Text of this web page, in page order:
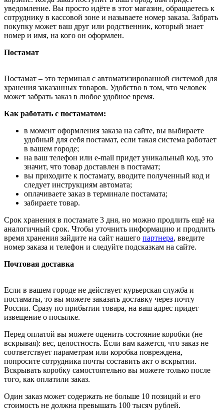
уведомление. Вы просто идёте в этот магазин, обращаетесь к
сотруднику в кассовой зоне и называете номер заказа. Забрать
покупку может ваш друг или родственник, который знает
номер и имя, на кого он оформлен.
Постамат
Постамат – это терминал с автоматизированной системой для
хранения заказанных товаров. Удобство в том, что человек
может забрать заказ в любое удобное время.
Как работать с постаматом:
в момент оформления заказа на сайте, вы выбираете
удобный для себя постамат, если такая система работает
в вашем городе;
на ваш телефон или e-mail придет уникальный код, это
значит, что товар доставлен в постамат;
вы приходите к постамату, вводите полученный код и
следует инструкциям автомата;
оплачиваете заказ в терминале постамата;
забираете товар.
Срок хранения в постамате 3 дня, но можно продлить ещё на
аналогичный срок. Чтобы уточнить информацию и продлить
время хранения зайдите на сайт нашего партнера, введите
номер заказа и телефон и следуйте подсказкам на сайте.
Почтовая доставка
Если в вашем городе не действует курьерская служба и
постаматы, то вы можете заказать доставку через почту
России. Сразу по прибытии товара, на ваш адрес придет
извещение о посылке.
Перед оплатой вы можете оценить состояние коробки (не
вскрывая): вес, целостность. Если вам кажется, что заказ не
соответствует параметрам или коробка повреждена,
попросите сотрудника почты составить акт о вскрытии.
Вскрывать коробку самостоятельно вы можете только после
того, как оплатили заказ.
Один заказ может содержать не больше 10 позиций и его
стоимость не должна превышать 100 тысяч рублей.